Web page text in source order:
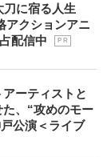
刀に宿る人生
クションアニ
配信中
P R
ーティストと
、“攻めのモー
公演＜ライブ